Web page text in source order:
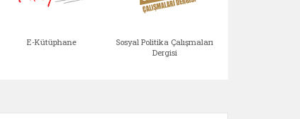
E-Kütüphane
Sosyal Politika Çalışmaları
Dergisi